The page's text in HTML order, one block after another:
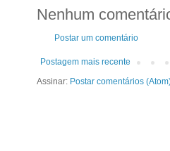
Nenhum
Postar um comentário
Postagem mais recente
Assinar: Postar comentários